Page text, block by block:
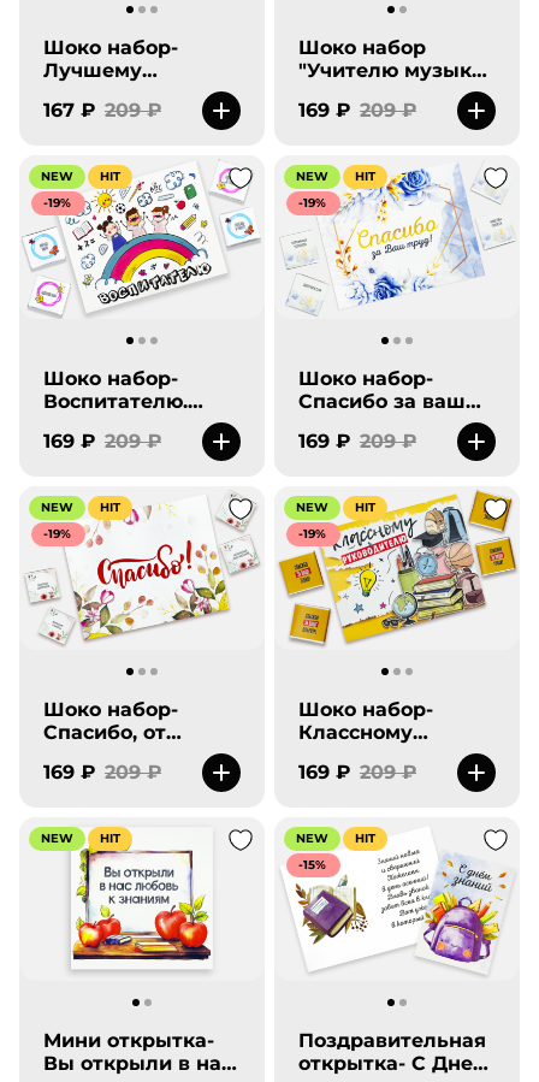
Шоко набор-
Лучшему
учителю. Спасибо
за все!
167 ₽ 209 ₽
Шоко набор
"Учителю музыки"
169 ₽ 209 ₽
NEW
HIT
-19%
Шоко набор-
Воспитателю.
169 ₽ 209 ₽
NEW
HIT
-19%
Шоко набор-
Спасибо за ваш
труд. От чистого
сердца.
169 ₽ 209 ₽
NEW
HIT
-19%
Шоко набор-
Спасибо, от
чистого сердца-
new
169 ₽ 209 ₽
NEW
HIT
-19%
Шоко набор-
Классному
169 ₽ 209 ₽
NEW HIT
Мини открытка-
Вы открыли в нас
NEW
HIT
-15%
Поздравительная
открытка- С Днем